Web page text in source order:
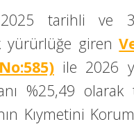
tarihli ve
yürürlüğe giren
ile 2026
%25,49
Kıymetini